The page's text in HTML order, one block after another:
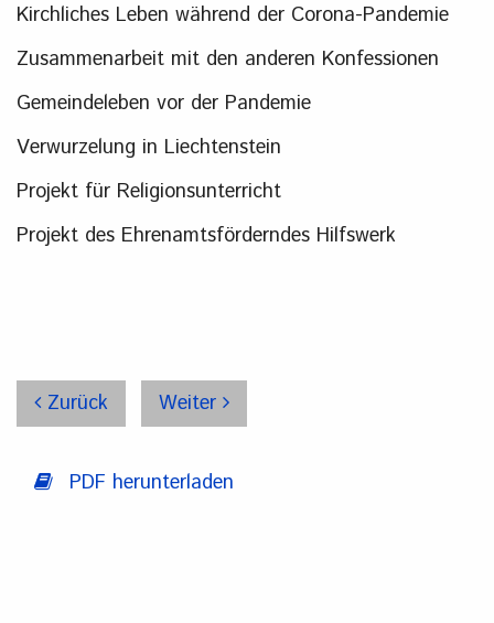
Kirchliches Leben während der Corona-Pandemie
Zusammenarbeit mit den anderen Konfessionen
Gemeindeleben vor der Pandemie
Verwurzelung in Liechtenstein
Projekt für Religionsunterricht
Projekt des Ehrenamtsförderndes Hilfswerk
Zurück Weiter
PDF herunterladen